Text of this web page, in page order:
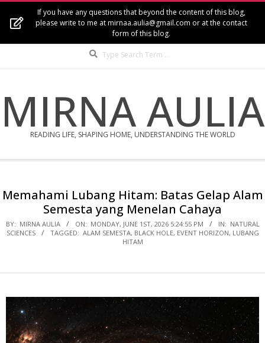
If you have any questions that beyond the content of this blog,
please write to me at mirnaa.aulia@gmail.com or at the contact
form of this blog.
MIRNA AULIA
READING LIFE, SHAPING HOME, UNDERSTANDING THE WORLD
Menu
Memahami Lubang Hitam: Batas Gelap Alam
Semesta yang Menelan Cahaya
BY: MIRNA AULIA ON: MONDAY, JUNE 1ST, 2026 5:24:55 PM IN: NATURAL
SCIENCES
TAGGED: ALAM SEMESTA, BLACK HOLE, EVENT HORIZON, LUBANG
HITAM